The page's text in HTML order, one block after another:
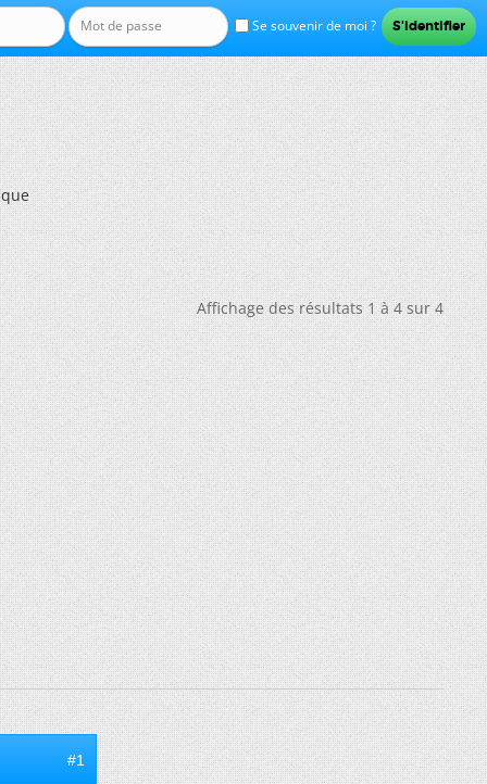
Se souvenir de moi ?
Affichage des résultats 1 à 4 sur 4
#1